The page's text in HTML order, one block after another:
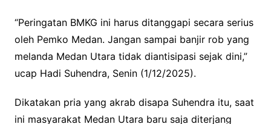
“Peringatan BMKG ini harus ditanggapi secara serius
oleh Pemko Medan. Jangan sampai banjir rob yang
melanda Medan Utara tidak diantisipasi sejak dini,”
ucap Hadi Suhendra, Senin (1/12/2025).
Dikatakan pria yang akrab disapa Suhendra itu, saat
ini masyarakat Medan Utara baru saja diterjang